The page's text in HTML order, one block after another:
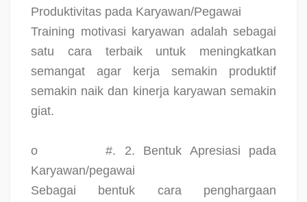
Produktivitas pada Karyawan/Pegawai
Training motivasi karyawan adalah sebagai
satu cara terbaik untuk meningkatkan
semangat agar kerja semakin produktif
semakin naik dan kinerja karyawan semakin
giat.
o
#. 2. Bentuk Apresiasi pada
Karyawan/pegawai
Sebagai bentuk cara penghargaan